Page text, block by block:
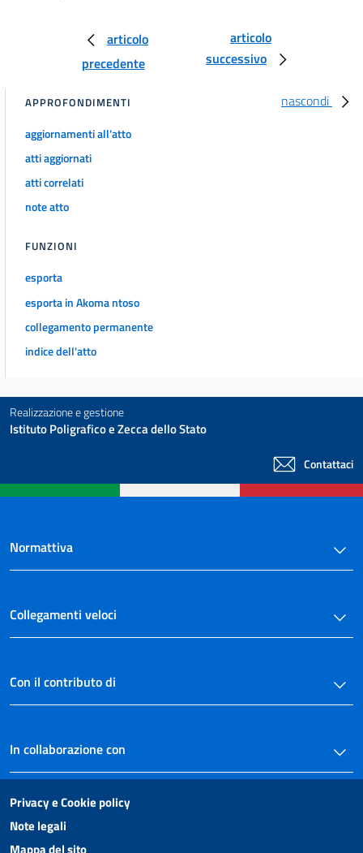
articolo
precedente
articolo
successivo
nascondi
APPROFONDIMENTI
aggiornamenti all'atto
atti aggiornati
atti correlati
note atto
FUNZIONI
esporta
esporta in Akoma ntoso
collegamento permanente
indice dell'atto
Realizzazione e gestione
Istituto Poligrafico e Zecca dello Stato
Contattaci
Normattiva
Collegamenti veloci
Con il contributo di
In collaborazione con
Privacy e Cookie policy
Note legali